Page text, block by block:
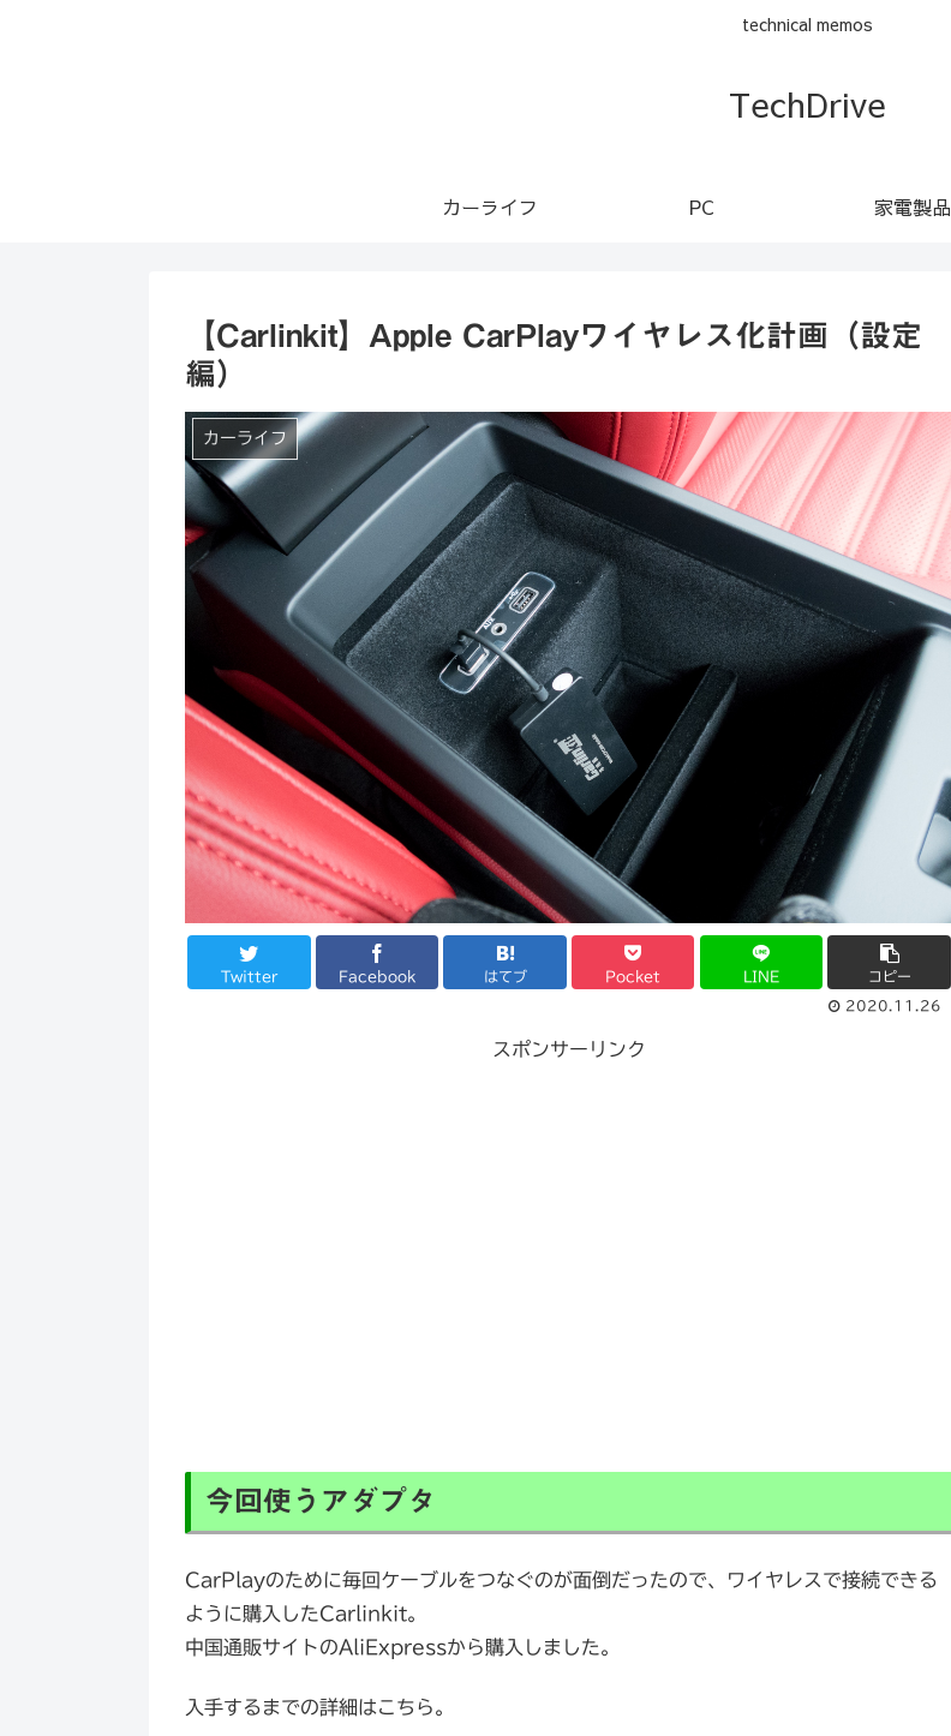
technical memos
TechDrive
カーライフ PC 家電製品
【Carlinkit】Apple CarPlayワイヤレス化計画（設定
編）
カーライフ
Twitter Facebook はてブ Pocket LINE コピー
2020.11.26
スポンサーリンク
今回使うアダプタ
CarPlayのために毎回ケーブルをつなぐのが面倒だったので、ワイヤレスで接続できる
ように購入したCarlinkit。
中国通販サイトのAliExpressから購入しました。
入手するまでの詳細はこちら。